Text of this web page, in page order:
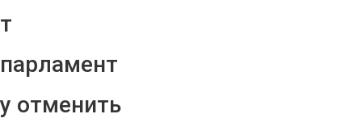
т
парламент
у отменить